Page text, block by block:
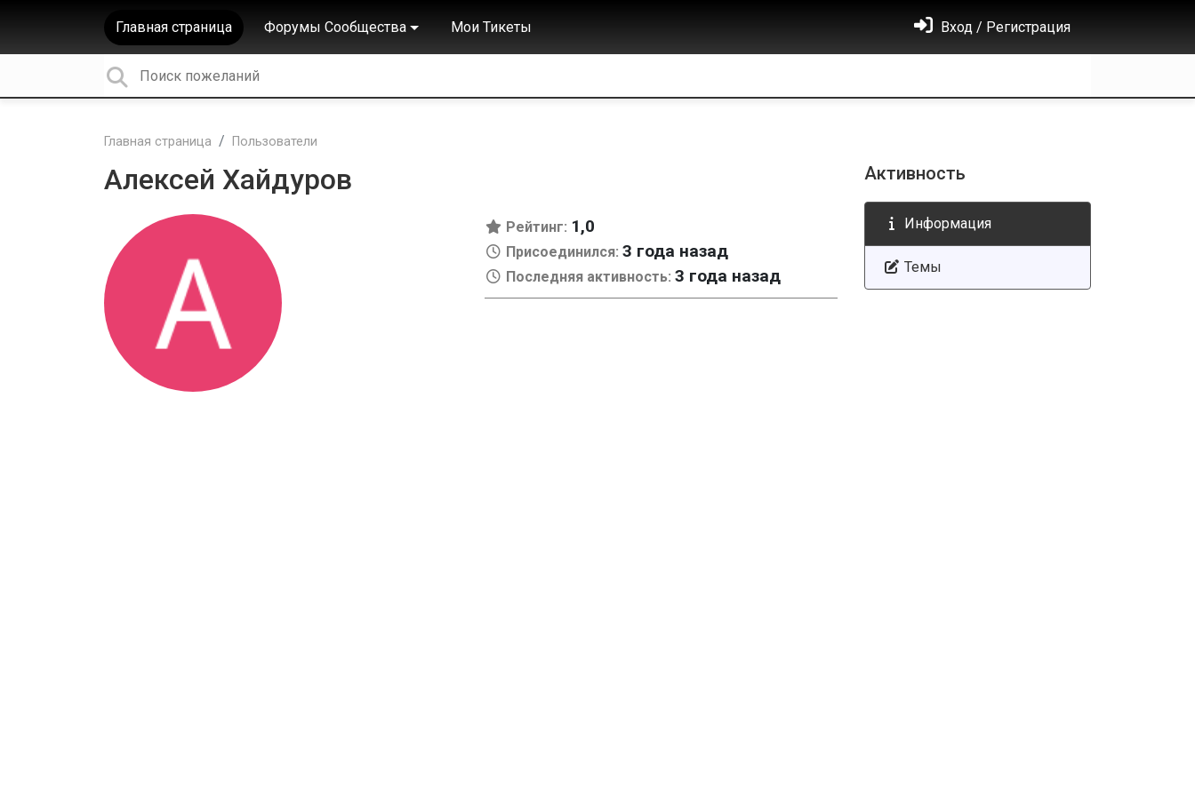
Главная страница Форумы Сообщества Мои Тикеты Вход / Регистрация
Главная страница Пользователи
Алексей Хайдуров
Рейтинг: 1,0
Присоединился: 3 года назад
Последняя активность: 3 года назад
Активность
Информация
Темы